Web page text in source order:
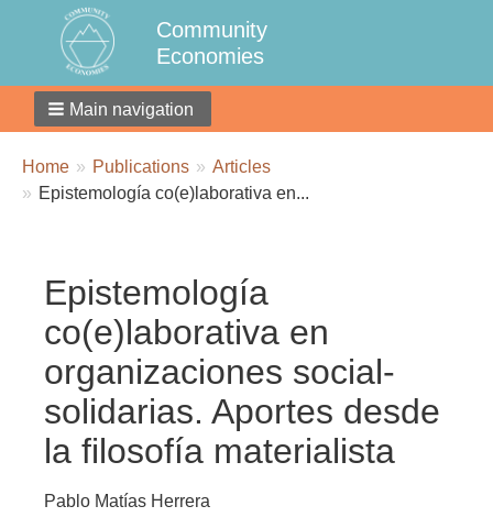
Community
Economies
Main navigation
Breadcrumbs
You
are
Home Publications
Articles
Epistemología co(e)laborativa en...
Epistemología
co(e)laborativa en
organizaciones social-
solidarias. Aportes desde
la filosofía materialista
Pablo Matías Herrera